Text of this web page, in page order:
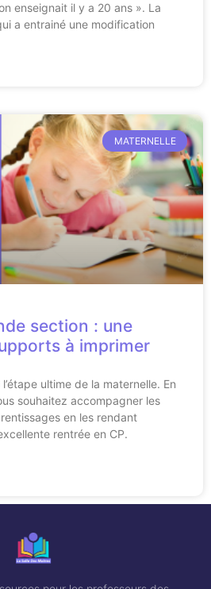
enseignait il y a 20 ans ». La
a entrainé une modification
MATERNELLE
section : une
à imprimer
ultime de la maternelle. En
souhaitez accompagner les
en les rendant
rentrée en CP.